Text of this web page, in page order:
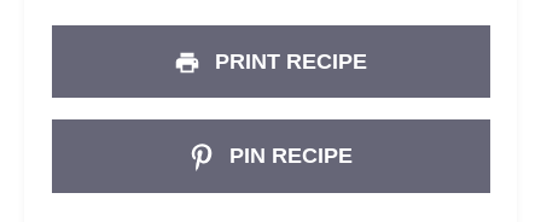
PRINT RECIPE
PIN RECIPE